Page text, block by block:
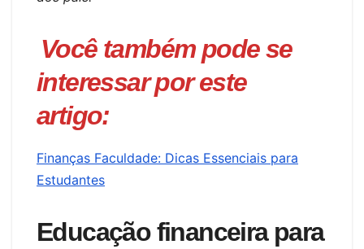
Você também pode se
interessar por este
artigo:
Finanças Faculdade: Dicas Essenciais para
Estudantes
Educação financeira para